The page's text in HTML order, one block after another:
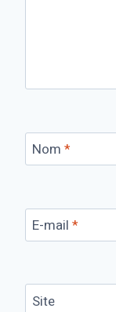
Nom *
E-mail *
Site